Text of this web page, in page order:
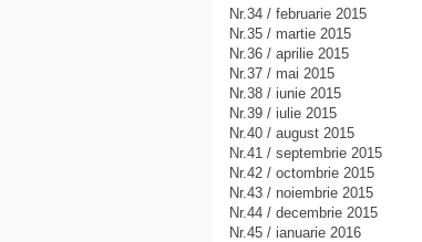
Nr.34 / februarie 2015
Nr.35 / martie 2015
Nr.36 / aprilie 2015
Nr.37 / mai 2015
Nr.38 / iunie 2015
Nr.39 / iulie 2015
Nr.40 / august 2015
Nr.41 / septembrie 2015
Nr.42 / octombrie 2015
Nr.43 / noiembrie 2015
Nr.44 / decembrie 2015
Nr.45 / ianuarie 2016